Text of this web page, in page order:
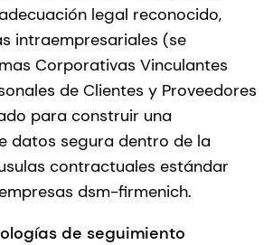
legal reconocido,
intraempresariales (se
Corporativas Vinculantes
de Clientes y Proveedores
para construir una
datos segura dentro de la
contractuales estándar
dsm-firmenich.
de seguimiento